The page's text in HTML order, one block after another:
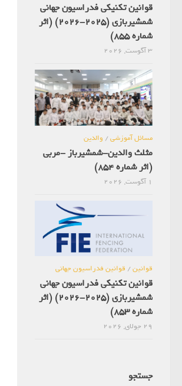
قوانین تکنیکی فدراسیون جهانی
شمشیربازی (2025-2026) (اثر
شماره 855)
3 آگوست, 2026
مسائل آموزشی/ والدین
مثلث والدین-شمشیرباز -مربی
(اثر شماره 854)
1 آگوست, 2026
قوانین/ قوانین فدراسیون جهانی
قوانین تکنیکی فدراسیون جهانی
شمشیربازی (2025-2026) (اثر
شماره 853)
29 جولای, 2026
جستجو